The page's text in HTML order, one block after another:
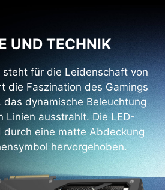
UND TECHNIK
steht für die Leidenschaft von
die Faszination des Gamings
das dynamische Beleuchtung
Linien ausstrahlt. Die LED-
durch eine matte Abdeckung
hervorgehoben.